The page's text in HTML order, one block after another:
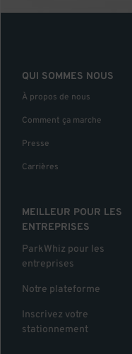
QUI SOMMES NOUS
À propos de nous
Comment ça marche
Presse
Carrières
MEILLEUR POUR LES
ENTREPRISES
ParkWhiz pour les
entreprises
Notre plateforme
Inscrivez votre
stationnement